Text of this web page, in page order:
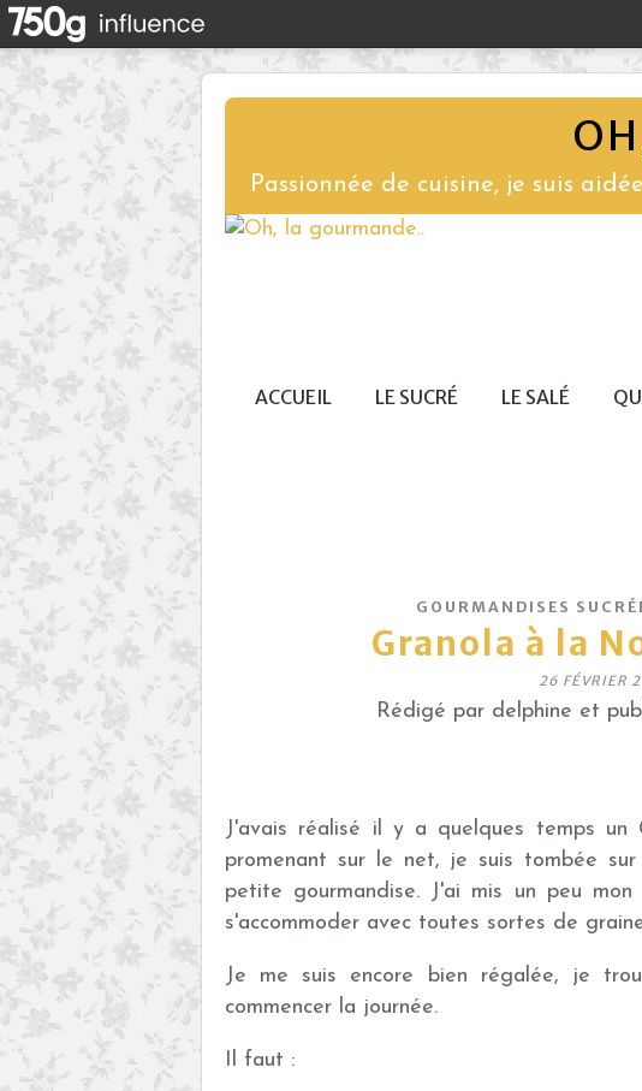
Passionnée de cuisine, je suis
ACCUEIL LE SUCRÉ LE SALÉ
GOURMANDISES
Granola à la
26 FÉVRIER
Rédigé par delphine et
J'avais réalisé il y a quelques temps
promenant sur le net, je suis tombée
petite gourmandise. J'ai mis un peu
s'accommoder avec toutes sortes de
Je me suis encore bien régalée, je
commencer la journée.
Il faut :